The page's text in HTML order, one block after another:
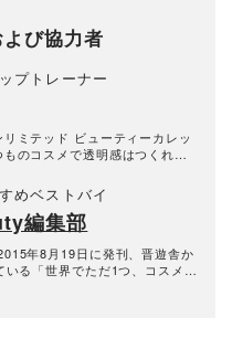
び協力者
プトレーナー
ミテッド ビューティーカレッ
のコスメで透明感はつくれ
めベストバイ
編集部
年8月19日に発刊、晋遊舎か
る「世界でただ1つ、コスメを